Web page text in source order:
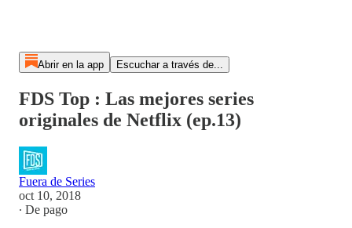
Abrir en la app Escuchar a través de...
FDS Top : Las mejores series
originales de Netflix (ep.13)
Fuera de Series
oct 10, 2018
∙ De pago